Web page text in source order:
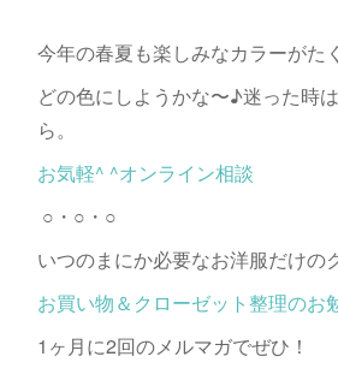
今年の春夏も楽しみなカラーがた
どの色にしようかな〜♪迷った時
ら。
お気軽^ ^オンライン相談
○・○・○
いつのまにか必要なお洋服だけの
お買い物＆クローゼット整理のお
1ヶ月に2回のメルマガでぜひ！